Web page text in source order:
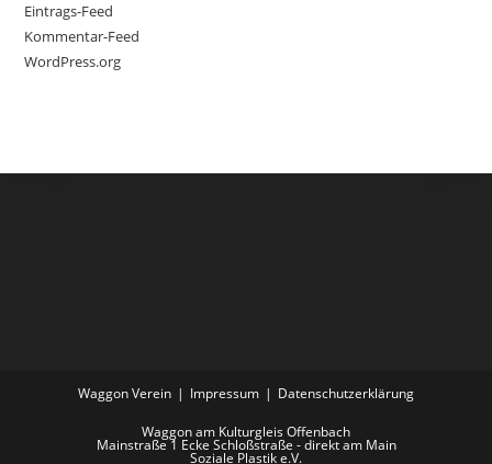
Eintrags-Feed
Kommentar-Feed
WordPress.org
Waggon Verein Impressum Datenschutzerklärung
Waggon am Kulturgleis Offenbach
Mainstraße 1 Ecke Schloßstraße - direkt am Main
Soziale Plastik e.V.